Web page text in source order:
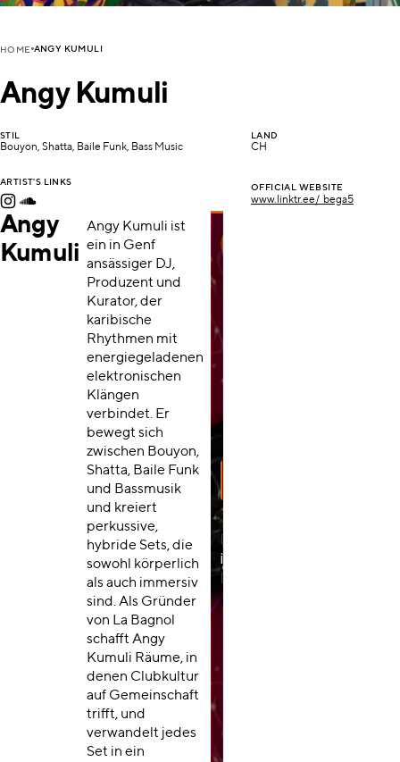
HOME ANGY KUMULI
Angy Kumuli
STIL
Bouyon, Shatta, Baile Funk, Bass Music
LAND
CH
ARTIST'S LINKS
OFFICIAL WEBSITE
www.linktr.ee/_bega5
Angy
Kumuli
Angy Kumuli ist
ein in Genf
ansässiger DJ,
Produzent und
Kurator, der
karibische
Rhythmen mit
energiegeladenen
elektronischen
Klängen
verbindet. Er
bewegt sich
zwischen Bouyon,
Shatta, Baile Funk
und Bassmusik
und kreiert
perkussive,
hybride Sets, die
sowohl körperlich
als auch immersiv
sind. Als Gründer
von La Bagnol
schafft Angy
Kumuli Räume, in
denen Clubkultur
auf Gemeinschaft
trifft, und
verwandelt jedes
Set in ein